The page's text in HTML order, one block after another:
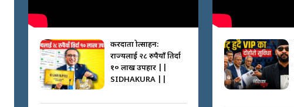
करदाता प्रोत्साहन:
राज्यलाई २८ रुपैयाँ तिर्दा
१० लाख उपहार ||
SIDHAKURA ||